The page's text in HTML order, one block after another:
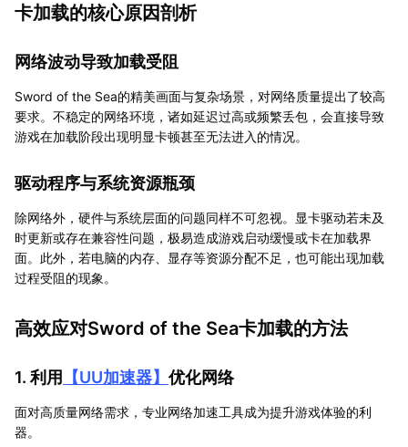
卡加载的核心原因剖析
网络波动导致加载受阻
Sword of the Sea的精美画面与复杂场景，对网络质量提出了较高
要求。不稳定的网络环境，诸如延迟过高或频繁丢包，会直接导致
游戏在加载阶段出现明显卡顿甚至无法进入的情况。
驱动程序与系统资源瓶颈
除网络外，硬件与系统层面的问题同样不可忽视。显卡驱动若未及
时更新或存在兼容性问题，极易造成游戏启动缓慢或卡在加载界
面。此外，若电脑的内存、显存等资源分配不足，也可能出现加载
过程受阻的现象。
高效应对Sword of the Sea卡加载的方法
1. 利用 【UU加速器】 优化网络
面对高质量网络需求，专业网络加速工具成为提升游戏体验的利
器。